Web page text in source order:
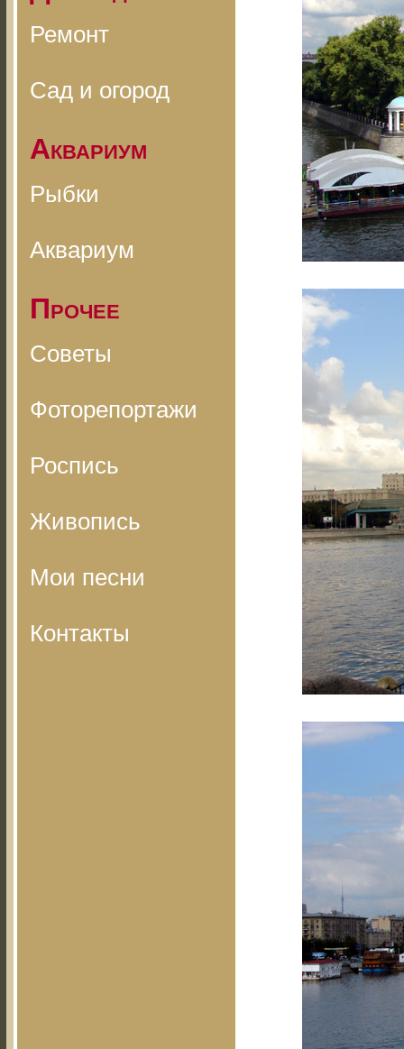
Ремонт
Сад и огород
Аквариум
Рыбки
Аквариум
Прочее
Советы
Фоторепортажи
Роспись
Живопись
Мои песни
Контакты